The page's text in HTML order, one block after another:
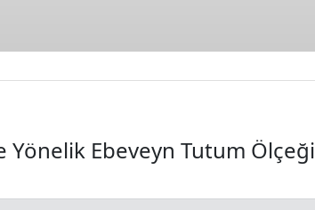
Yönelik Ebeveyn Tutum Ölçeği